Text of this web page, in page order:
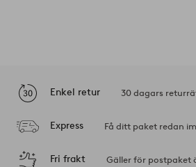
Enkel retur 30 dagars
Express Få ditt paket redan
Fri frakt Gäller för postpaket